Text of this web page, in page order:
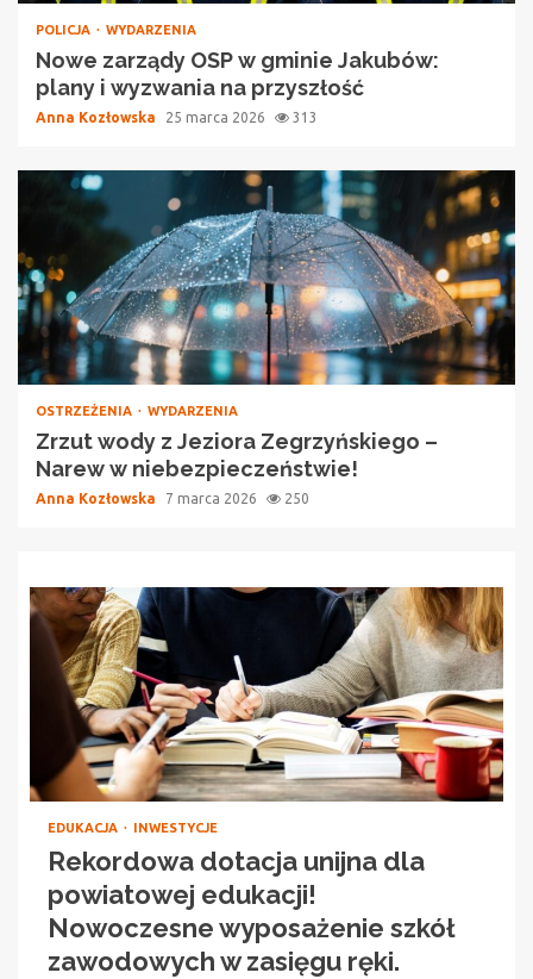
POLICJA WYDARZENIA
Nowe zarządy OSP w gminie Jakubów:
plany i wyzwania na przyszłość
Anna Kozłowska 25 marca 2026 313
OSTRZEŻENIA WYDARZENIA
Zrzut wody z Jeziora Zegrzyńskiego –
Narew w niebezpieczeństwie!
Anna Kozłowska 7 marca 2026 250
EDUKACJA INWESTYCJE
Rekordowa dotacja unijna dla
powiatowej edukacji!
Nowoczesne wyposażenie szkół
zawodowych w zasięgu ręki.